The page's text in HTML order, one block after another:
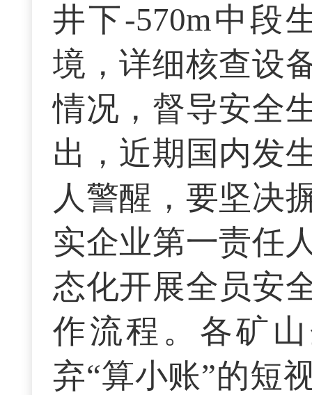
井下-570m中段
境，详细核查设
情况，督导安全
出，近期国内发
人警醒，要坚决
实企业第一责任
态化开展全员安
作流程。各矿
弃“算小账”的短